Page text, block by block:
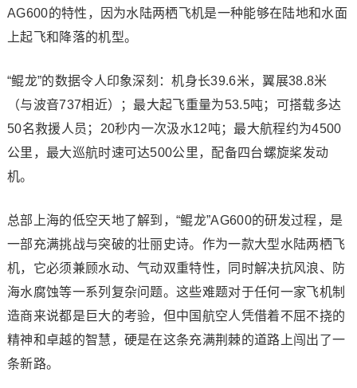
AG600的特性，因为水陆两栖飞机是一种能够在陆地和水面
上起飞和降落的机型。
“鲲龙”的数据令人印象深刻：机身长39.6米，翼展38.8米
（与波音737相近）；最大起飞重量为53.5吨；可搭载多达
50名救援人员；20秒内一次汲水12吨；最大航程约为4500
公里，最大巡航时速可达500公里，配备四台螺旋桨发动
机。
总部上海的低空天地了解到，“鲲龙”AG600的研发过程，是
一部充满挑战与突破的壮丽史诗。作为一款大型水陆两栖飞
机，它必须兼顾水动、气动双重特性，同时解决抗风浪、防
海水腐蚀等一系列复杂问题。这些难题对于任何一家飞机制
造商来说都是巨大的考验，但中国航空人凭借着不屈不挠的
精神和卓越的智慧，硬是在这条充满荆棘的道路上闯出了一
条新路。